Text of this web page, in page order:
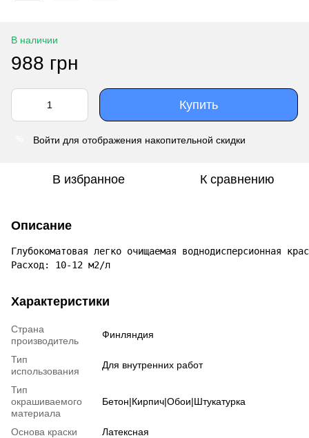
В наличии
988 грн
Купить
Войти для отображения накопительной скидки
В избранное К сравнению
Описание
Глубокоматовая легко очищаемая воднодисперсионная
Расход: 10-12 м2/л
Характеристики
Страна
производитель
Финляндия
Тип
использования
Для внутренних работ
Тип
окрашиваемого
материала
Бетон|Кирпич|Обои|Штукатурка
Основа краски
Латексная